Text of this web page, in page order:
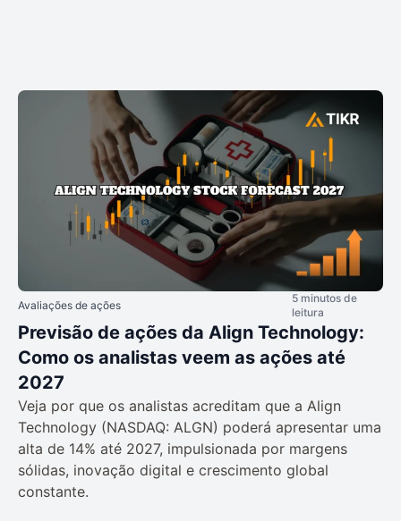
Avaliações de ações
5 minutos de
leitura
Previsão de ações da Align Technology:
Como os analistas veem as ações até
2027
Veja por que os analistas acreditam que a Align
Technology (NASDAQ: ALGN) poderá apresentar uma
alta de 14% até 2027, impulsionada por margens
sólidas, inovação digital e crescimento global
constante.